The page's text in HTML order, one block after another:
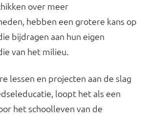
over meer
hebben een grotere kans op
bijdragen aan hun eigen
van het milieu.
lessen en projecten aan de slag
loopt het als een
het schoolleven van de